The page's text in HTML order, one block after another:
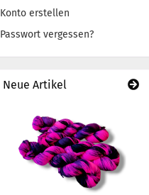
Konto erstellen
Passwort vergessen?
Neue Artikel